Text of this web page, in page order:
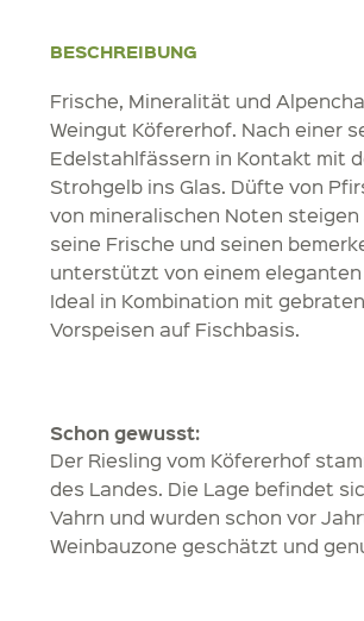
BESCHREIBUNG
Frische, Mineralität und
Weingut Köfererhof. Nach einer
Edelstahlfässern in Kontakt mit
Strohgelb ins Glas. Düfte von
von mineralischen Noten
seine Frische und seinen
unterstützt von einem
Ideal in Kombination mit
Vorspeisen auf Fischbasis.
Schon gewusst:
Der Riesling vom Köfererhof
des Landes. Die Lage befindet
Vahrn und wurden schon vor
Weinbauzone geschätzt und